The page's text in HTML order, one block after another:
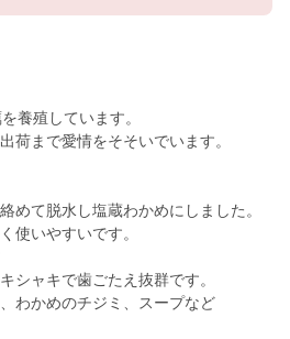
養殖しています。
荷まで愛情をそそいでいます。
めて脱水し塩蔵わかめにしました。
使いやすいです。
シャキで歯ごたえ抜群です。
わかめのチジミ、スープなど